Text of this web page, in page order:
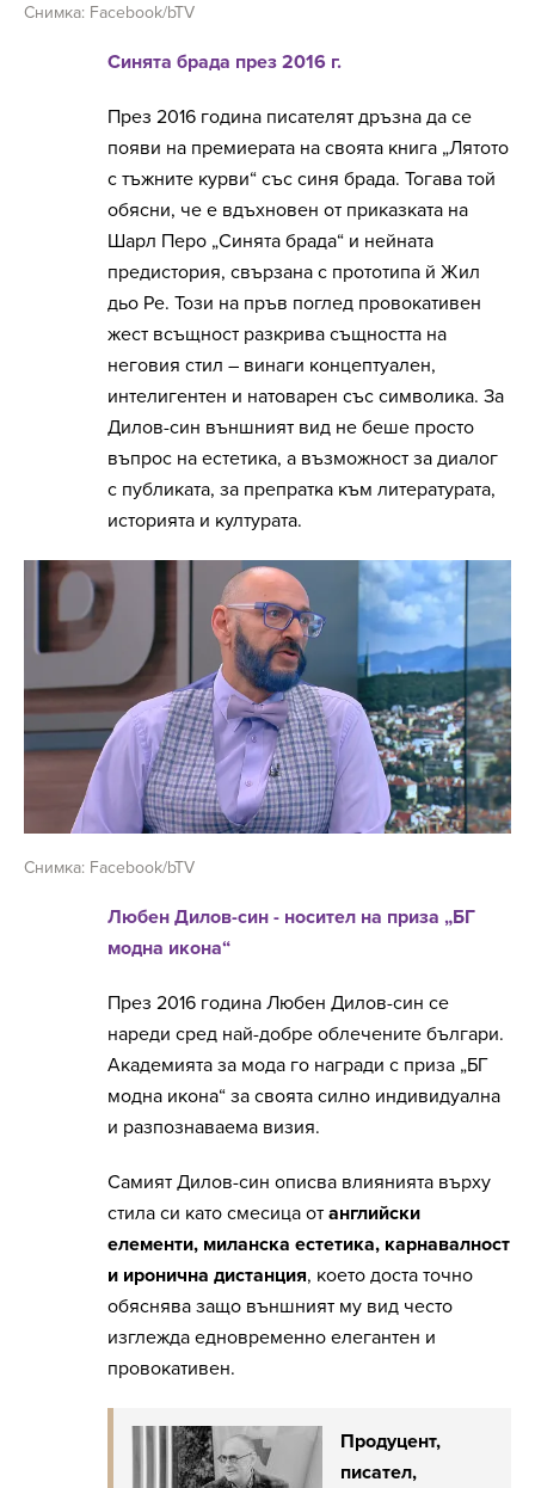
Снимка: Facebook/bTV
Синята брада през 2016 г.
През 2016 година писателят дръзна да се
появи на премиерата на своята книга „Лятото
с тъжните курви“ със синя брада. Тогава той
обясни, че е вдъхновен от приказката на
Шарл Перо „Синята брада“ и нейната
предистория, свързана с прототипа й Жил
дьо Ре. Този на пръв поглед провокативен
жест всъщност разкрива същността на
неговия стил – винаги концептуален,
интелигентен и натоварен със символика. За
Дилов-син външният вид не беше просто
въпрос на естетика, а възможност за диалог
с публиката, за препратка към литературата,
историята и културата.
Снимка: Facebook/bTV
Любен Дилов-син - носител на приза „БГ
модна икона“
През 2016 година Любен Дилов-син се
нареди сред най-добре облечените българи.
Академията за мода го награди с приза „БГ
модна икона“ за своята силно индивидуална
и разпознаваема визия.
Самият Дилов-син описва влиянията върху
стила си като смесица от английски
елементи, миланска естетика, карнавалност
и иронична дистанция, което доста точно
обяснява защо външният му вид често
изглежда едновременно елегантен и
провокативен.
Продуцент,
писател,